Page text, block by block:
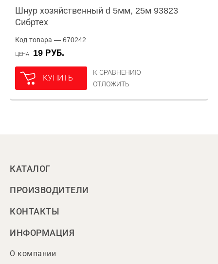
Шнур хозяйственный d 5мм, 25м 93823
Сибртех
Код товара — 670242
ЦЕНА 19 РУБ.
КУПИТЬ
К СРАВНЕНИЮ
ОТЛОЖИТЬ
КАТАЛОГ
ПРОИЗВОДИТЕЛИ
КОНТАКТЫ
ИНФОРМАЦИЯ
О компании